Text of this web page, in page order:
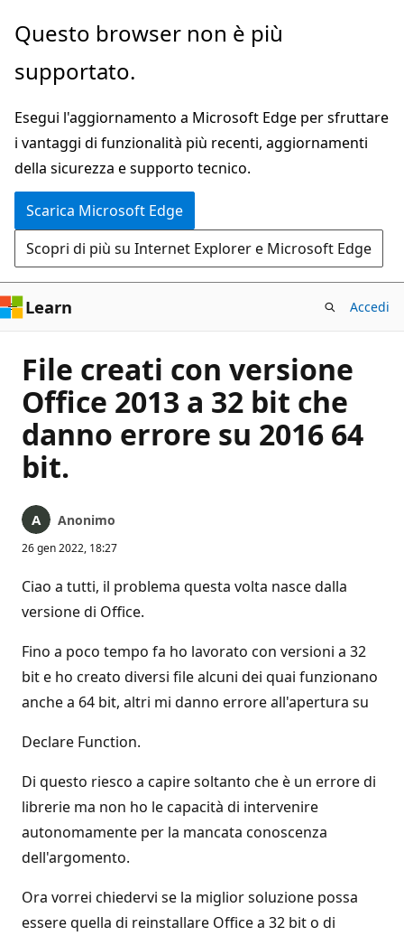
Ignora
passa
contenuto
principale
Questo browser non è più
supportato.
Esegui l'aggiornamento a Microsoft Edge per sfruttare
i vantaggi di funzionalità più recenti, aggiornamenti
della sicurezza e supporto tecnico.
Scarica Microsoft Edge
Scopri di più su Internet Explorer e Microsoft Edge
Learn Accedi
File creati con versione
Office 2013 a 32 bit che
danno errore su 2016 64
bit.
Anonimo
26 gen 2022, 18:27
Ciao a tutti, il problema questa volta nasce dalla
versione di Office.
Fino a poco tempo fa ho lavorato con versioni a 32
bit e ho creato diversi file alcuni dei quai funzionano
anche a 64 bit, altri mi danno errore all'apertura su
Declare Function.
Di questo riesco a capire soltanto che è un errore di
librerie ma non ho le capacità di intervenire
autonomamente per la mancata conoscenza
dell'argomento.
Ora vorrei chiedervi se la miglior soluzione possa
essere quella di reinstallare Office a 32 bit o di